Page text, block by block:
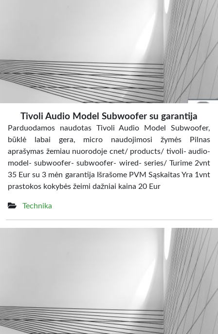
Tivoli Audio Model Subwoofer su garantija
Parduodamos naudotas Tivoli Audio Model Subwoofer,
būklė labai gera, micro naudojimosi žymės Pilnas
aprašymas žemiau nuorodoje cnet/ products/ tivoli- audio-
model- subwoofer- subwoofer- wired- series/ Turime 2vnt
35 Eur su 3 mėn garantija Išrašome PVM Sąskaitas Yra 1vnt
prastokos kokybės žeimi dažniai kaina 20 Eur
Technika